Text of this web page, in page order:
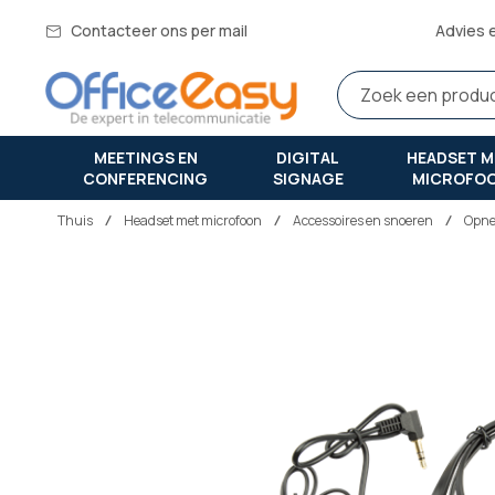
Contacteer ons per mail Advies
MEETINGS EN
CONFERENCING
DIGITAL
SIGNAGE
HEADSET
Thuis headset met microfoon Accessoires en snoeren